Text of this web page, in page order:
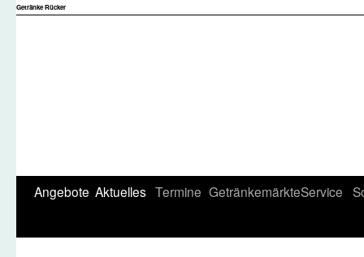
Getränke Rücker
Angebote Aktuelles Termine GetränkemärkteService